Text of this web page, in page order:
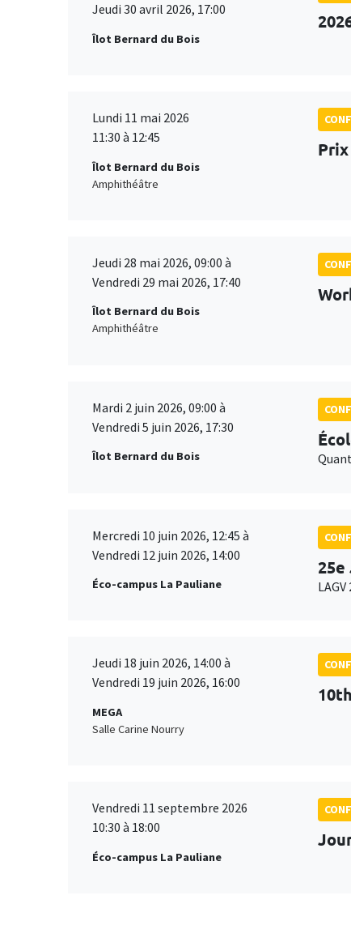
Jeudi 30 avril 2026, 17:00
Îlot Bernard du Bois
Lundi 11 mai 2026
11:30 à 12:45
Îlot Bernard du Bois
Amphithéâtre
Jeudi 28 mai 2026, 09:00 à
Vendredi 29 mai 2026, 17:40
Îlot Bernard du Bois
Amphithéâtre
Mardi 2 juin 2026, 09:00 à
Vendredi 5 juin 2026, 17:30
Îlot Bernard du Bois
Mercredi 10 juin 2026, 12:45 à
Vendredi 12 juin 2026, 14:00
Éco-campus La Pauliane LAGV
Jeudi 18 juin 2026, 14:00 à
Vendredi 19 juin 2026, 16:00
MEGA
Salle Carine Nourry
Vendredi 11 septembre 2026
10:30 à 18:00
Éco-campus La Pauliane